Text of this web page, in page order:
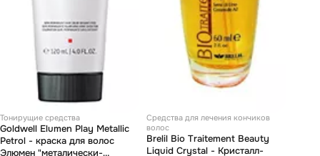
Тонирущие средства
Goldwell Elumen Play Metallic
Petrol - краска для волос
Элюмен "металически-
Средства для лечения кончиков
волос
Brelil Bio Traitement Beauty
Liquid Crystal - Кристалл-